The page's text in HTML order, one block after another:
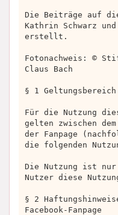
Die Beiträge auf
Kathrin Schwarz
erstellt.
Fotonachweis: ©
Claus Bach
§ 1
Für die Nutzung
gelten zwischen
der Fanpage
die folgenden
Die Nutzung ist
Nutzer diese
§ 2
Facebook-Fanpage